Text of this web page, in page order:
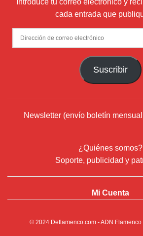
Introduce tu correo electrónico y
cada entrada que
Dirección
de
Suscribir
Newsletter (envío boletín
¿Quiénes somos?
Soporte, publicidad y
Mi Cuenta
© 2024 Deflamenco.com- ADN Flamenco